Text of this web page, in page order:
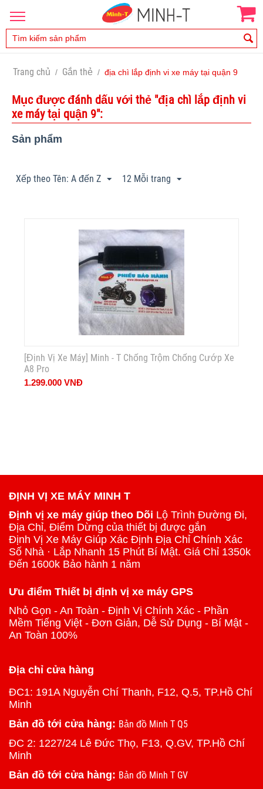
Trang chủ / Gắn thẻ / địa chì lắp định vi xe máy tại quận 9
Mục được đánh dấu với thẻ "địa chì lắp định vi
xe máy tại quận 9":
Sản phẩm
Xếp theo Tên: A đến Z 12 Mỗi trang
[Định Vị Xe Máy] Minh - T Chống Trộm Chống Cướp Xe
A8 Pro
1.299.000 VNĐ
ĐỊNH VỊ XE MÁY MINH T
Định vị xe máy giúp theo Dõi Lộ Trình Đường Đi,
Địa Chỉ, Điểm Dừng của thiết bị được gắn
Định Vị Xe Máy Giúp Xác Định Địa Chỉ Chính Xác
Số Nhà · Lắp Nhanh 15 Phút Bí Mật. Giá Chỉ 1350k
Đến 1600k Bảo hành 1 năm
Ưu điểm Thiết bị định vị xe máy GPS
Nhỏ Gọn - An Toàn - Định Vị Chính Xác - Phần
Mềm Tiếng Việt - Đơn Giản, Dễ Sử Dụng - Bí Mật -
An Toàn 100%
Địa chỉ cửa hàng
ĐC1: 191A Nguyễn Chí Thanh, F12, Q.5, TP.Hồ Chí
Minh
Bản đồ tới cửa hàng: Bản đồ Minh T Q5
ĐC 2: 1227/24 Lê Đức Thọ, F13, Q.GV, TP.Hồ Chí
Minh
Bản đồ tới cửa hàng: Bản đồ Minh T GV